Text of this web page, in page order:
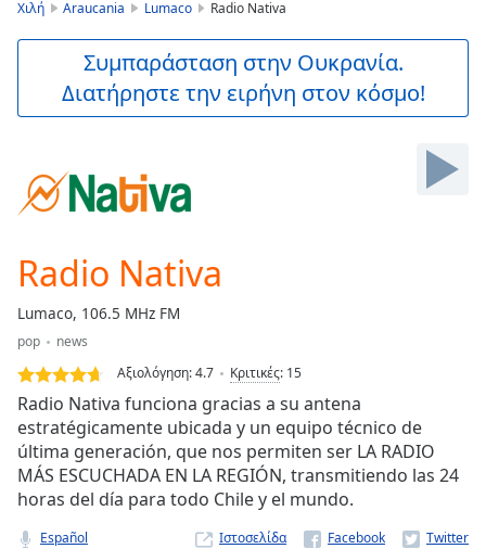
Skip
Forward
Mute
Loaded:
0.00%
Stream
Type LIVE
Seek to
live,
currently
behind
liveLIVE
Remaining
Time-
Χιλή Araucania Lumaco Radio Nativa
Συμπαράσταση στην Ουκρανία.
Διατήρηστε την ειρήνη στον κόσμο!
Radio Nativa
Lumaco, 106.5 MHz FM
pop
news
Αξιολόγηση:4.7 Κριτικές: 15
Radio Nativa funciona gracias a su antena
estratégicamente ubicada y un equipo técnico de
última generación, que nos permiten ser LA RADIO
MÁS ESCUCHADA EN LA REGIÓN, transmitiendo las 24
horas del día para todo Chile y el mundo.
Español Ιστοσελίδα